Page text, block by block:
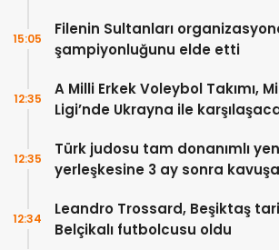
Filenin Sultanları
şampiyonluğunu elde etti
15:05
A Milli Erkek Voleybol Takımı,
Ligi’nde Ukrayna ile
12:35
Türk judosu tam donanımlı
yerleşkesine 3 ay sonra
12:35
Leandro Trossard, Beşiktaş
Belçikalı futbolcusu oldu
12:34